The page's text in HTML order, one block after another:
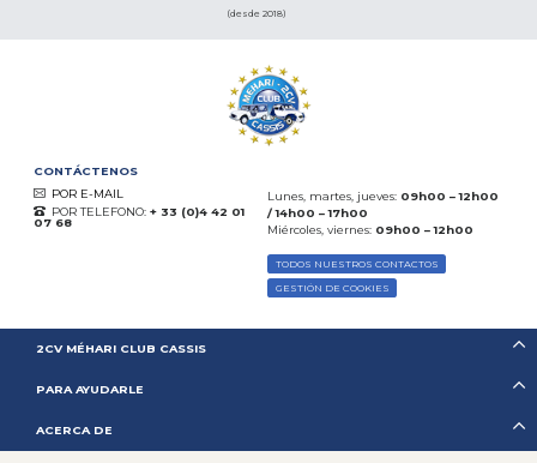
(desde 2018)
CONTÁCTENOS
POR E-MAIL
POR TELEFONO: + 33 (0)4 42 01
07 68
Lunes, martes, jueves: 09h00 – 12h00
/ 14h00 – 17h00
Miércoles, viernes: 09h00 – 12h00
TODOS NUESTROS CONTACTOS
GESTIÓN DE COOKIES
2CV MÉHARI CLUB CASSIS
PARA AYUDARLE
ACERCA DE